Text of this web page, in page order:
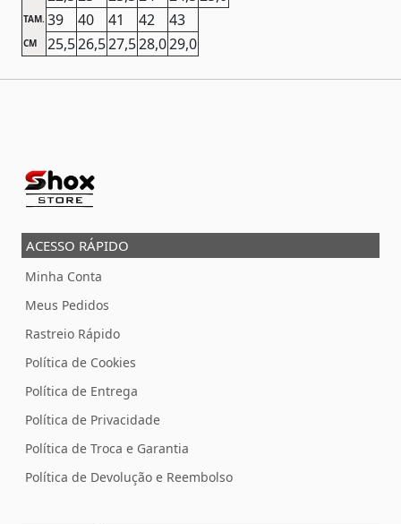
TAM. 39 40 41 42 43
CM 25,526,527,528,029,0
ACESSO RÁPIDO
Minha Conta
Meus Pedidos
Rastreio Rápido
Política de Cookies
Política de Entrega
Política de Privacidade
Política de Troca e Garantia
Política de Devolução e Reembolso